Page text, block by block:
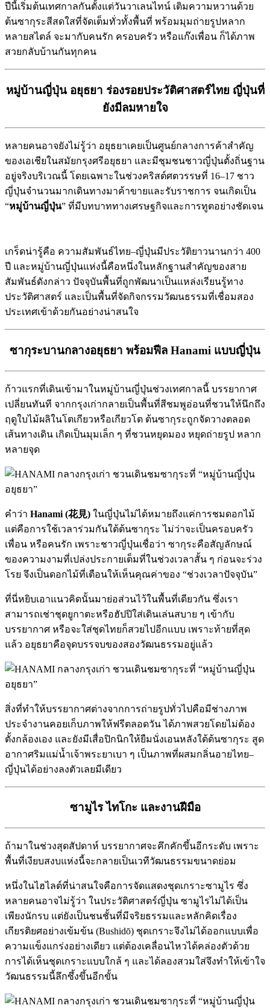
ปีนี้เริ่มต้นเทศกาลกันตั้งแต่วันวาเลนไทน์ เติมความหวานด้วย
ต้นซากุระสีสดใสที่จัดเต็มทั่วทั้งพื้นที่ พร้อมมุมถ่ายรูปหลาก
หลายสไตล์ จะมากับคนรัก ครอบครัว หรือแก๊งเพื่อน ก็ได้ภาพ
สวยกลับบ้านกันทุกคน
หมู่บ้านญี่ปุ่น อยุธยา ร่องรอยประวัติศาสตร์ไทย ญี่ปุ่นที่
ยังมีลมหายใจ
หลายคนอาจยังไม่รู้ว่า อยุธยาเคยเป็นศูนย์กลางการค้าสำคัญ
ของเอเชียในสมัยกรุงศรีอยุธยา และมีชุมชนชาวญี่ปุ่นตั้งถิ่นฐาน
อยู่จริงบริเวณนี้ โดยเฉพาะในช่วงคริสต์ศตวรรษที่ 16–17 ชาว
ญี่ปุ่นจำนวนมากเดินทางมาค้าขายและรับราชการ จนเกิดเป็น
“หมู่บ้านญี่ปุ่น” ที่มีบทบาททางเศรษฐกิจและการทูตอย่างชัดเจน
เกร็ดน่ารู้คือ ความสัมพันธ์ไทย–ญี่ปุ่นมีประวัติยาวนานกว่า 400
ปี และหมู่บ้านญี่ปุ่นแห่งนี้คือหนึ่งในหลักฐานสำคัญของสาย
สัมพันธ์ดังกล่าว ปัจจุบันพื้นที่ถูกพัฒนาเป็นแหล่งเรียนรู้ทาง
ประวัติศาสตร์ และเป็นพื้นที่จัดกิจกรรมวัฒนธรรมที่เชื่อมสอง
ประเทศเข้าด้วยกันอย่างน่าสนใจ
ซากุระบานกลางอยุธยา พร้อมฟีล Hanami แบบญี่ปุ่น
ก้าวแรกที่เดินเข้ามาในหมู่บ้านญี่ปุ่นช่วงเทศกาลนี้ บรรยากาศ
เปลี่ยนทันที จากกรุงเก่ากลายเป็นพื้นที่สีชมพูอ่อนที่ชวนให้นึกถึง
ฤดูใบไม้ผลิในโตเกียวหรือเกียวโต ต้นซากุระถูกจัดวางตลอด
เส้นทางเดิน เกิดเป็นมุมเล็ก ๆ ที่ชวนหยุดมอง หยุดถ่ายรูป หลาก
หลายจุด
คำว่า Hanami (花見) ในญี่ปุ่นไม่ได้หมายถึงแค่การชมดอกไม้
แต่คือการใช้เวลาร่วมกันใต้ต้นซากุระ ไม่ว่าจะเป็นครอบครัว
เพื่อน หรือคนรัก เพราะชาวญี่ปุ่นเชื่อว่า ซากุระคือสัญลักษณ์
ของความงามที่เปล่งประกายเต็มที่ในช่วงเวลาสั้น ๆ ก่อนจะร่วง
โรย จึงเป็นดอกไม้ที่เตือนให้เห็นคุณค่าของ “ช่วงเวลาปัจจุบัน”
ที่นี่หยิบเอาแนวคิดนั้นมาย่อส่วนไว้ในพื้นที่เดียวกัน ซึ่งเรา
สามารถเช่าชุดยูกาตะหรือฮัปปิใส่เดินเล่นสบาย ๆ เข้ากับ
บรรยากาศ หรือจะใส่ชุดไทยก็สวยไปอีกแบบ เพราะท้ายที่สุด
แล้ว อยุธยาคือจุดบรรจบของสองวัฒนธรรมอยู่แล้ว
สิ่งที่ทำให้บรรยากาศต่างจากการถ่ายรูปทั่วไปคือมีช่างภาพ
ประจำงานคอยเก็บภาพให้ฟรีตลอดวัน ได้ภาพสวยโดยไม่ต้อง
ตั้งกล้องเอง และยังมีเสื่อปิกนิกให้ยืมนั่งเอนหลังใต้ต้นซากุระ สูด
อากาศริมแม่น้ำเจ้าพระยาเบา ๆ เป็นภาพที่ผสมกลิ่นอายไทย–
ญี่ปุ่นได้อย่างลงตัวเลยมีเดียว
ซามูไร ไทโกะ และงานฝีมือ
ถ้ามาในช่วงสุดสัปดาห์ บรรยากาศจะคึกคักขึ้นอีกระดับ เพราะ
พื้นที่เงียบสงบแห่งนี้จะกลายเป็นเวทีวัฒนธรรมขนาดย่อม
หนึ่งในไฮไลต์ที่น่าสนใจคือการจัดแสดงชุดเกราะซามูไร ซึ่ง
หลายคนอาจไม่รู้ว่า ในประวัติศาสตร์ญี่ปุ่น ซามูไรไม่ได้เป็น
เพียงนักรบ แต่ยังเป็นชนชั้นที่มีจริยธรรมและหลักคิดเรื่อง
เกียรติยศอย่างเข้มข้น (Bushidō) ชุดเกราะจึงไม่ได้ออกแบบเพื่อ
ความแข็งแกร่งอย่างเดียว แต่ต้องเคลื่อนไหวได้คล่องตัวด้วย
การได้เห็นชุดเกราะแบบใกล้ ๆ และได้ลองสวมใส่จึงทำให้เข้าใจ
วัฒนธรรมนี้ลึกซึ้งขึ้นอีกขั้น